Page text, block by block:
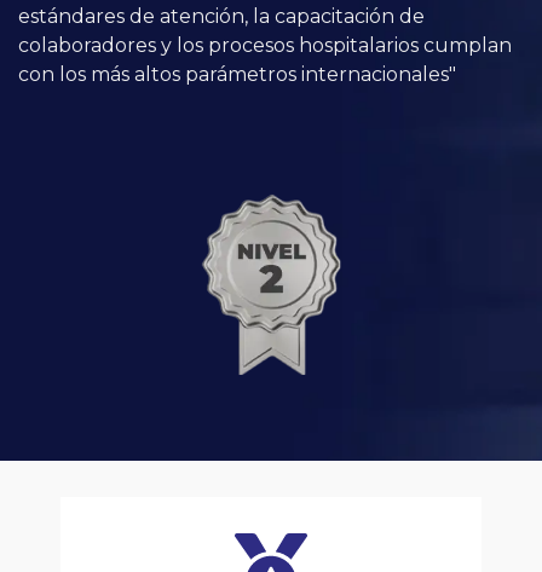
estándares de atención, la capacitación de
colaboradores y los procesos hospitalarios cumplan
con los más altos parámetros internacionales"